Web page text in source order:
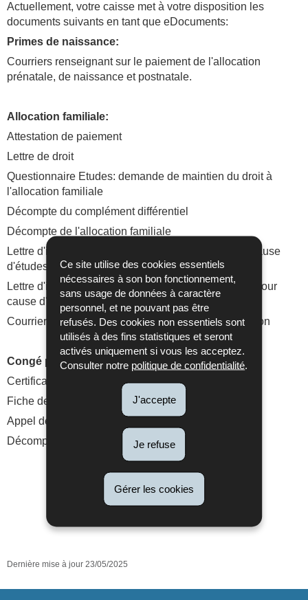
Ce site utilise des cookies essentiels
nécessaires à son bon fonctionnement,
sans usage de données à caractère
personnel, et ne pouvant pas être
refusés. Des cookies non essentiels sont
utilisés à des fins statistiques et seront
activés uniquement si vous les acceptez.
Consulter notre politique de confidentialité
J'accepte
Je refuse
Gérer les cookies
Actuellement, votre caisse met à votre disposition les
documents suivants en tant que eDocuments:
Primes de naissance:
Courriers renseignant sur le paiement de l'allocation
prénatale, de naissance et postnatale.
Allocation familiale:
Attestation de paiement
Lettre de droit
Questionnaire Etudes: demande de maintien du droit à
l'allocation familiale
Décompte du complément différentiel
Décompte de l'allocation familiale
Lettre d'information concernant l'arrêt des AF pour cause
d'études supérieures
Lettre d'information concernant la limitation des AF pour
cause d'autorisations de séjour arrivant à échéance
Courrier de demande d'informations sur votre situation
Congé parental:
Certificat de revenu
Fiche de rémunération
Appel de pièces
Décompte individuel
Dernière mise à jour23/05/2025